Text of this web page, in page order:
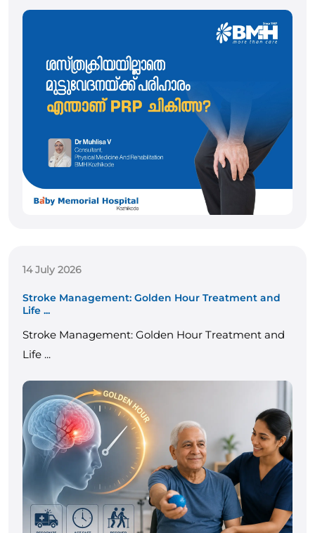
14 July 2026
Stroke Management: Golden Hour Treatment and
Life ...
Stroke Management: Golden Hour Treatment and
Life ...